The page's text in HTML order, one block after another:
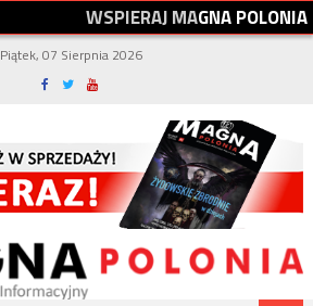
WSPIERAJMAGNAPOLONIA
Piątek, 07 Sierpnia 2026